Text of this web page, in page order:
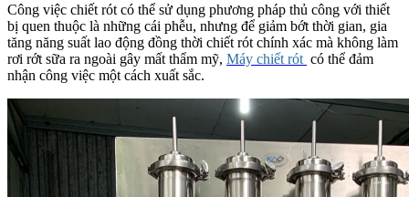
Công việc chiết rót có thể sử dụng phương pháp thủ công với thiết
bị quen thuộc là những cái phễu, nhưng để giảm bớt thời gian, gia
tăng năng suất lao động đồng thời chiết rót chính xác mà không làm
rơi rớt sữa ra ngoài gây mất thẩm mỹ, Máy chiết rót có thể đảm
nhận công việc một cách xuất sắc.